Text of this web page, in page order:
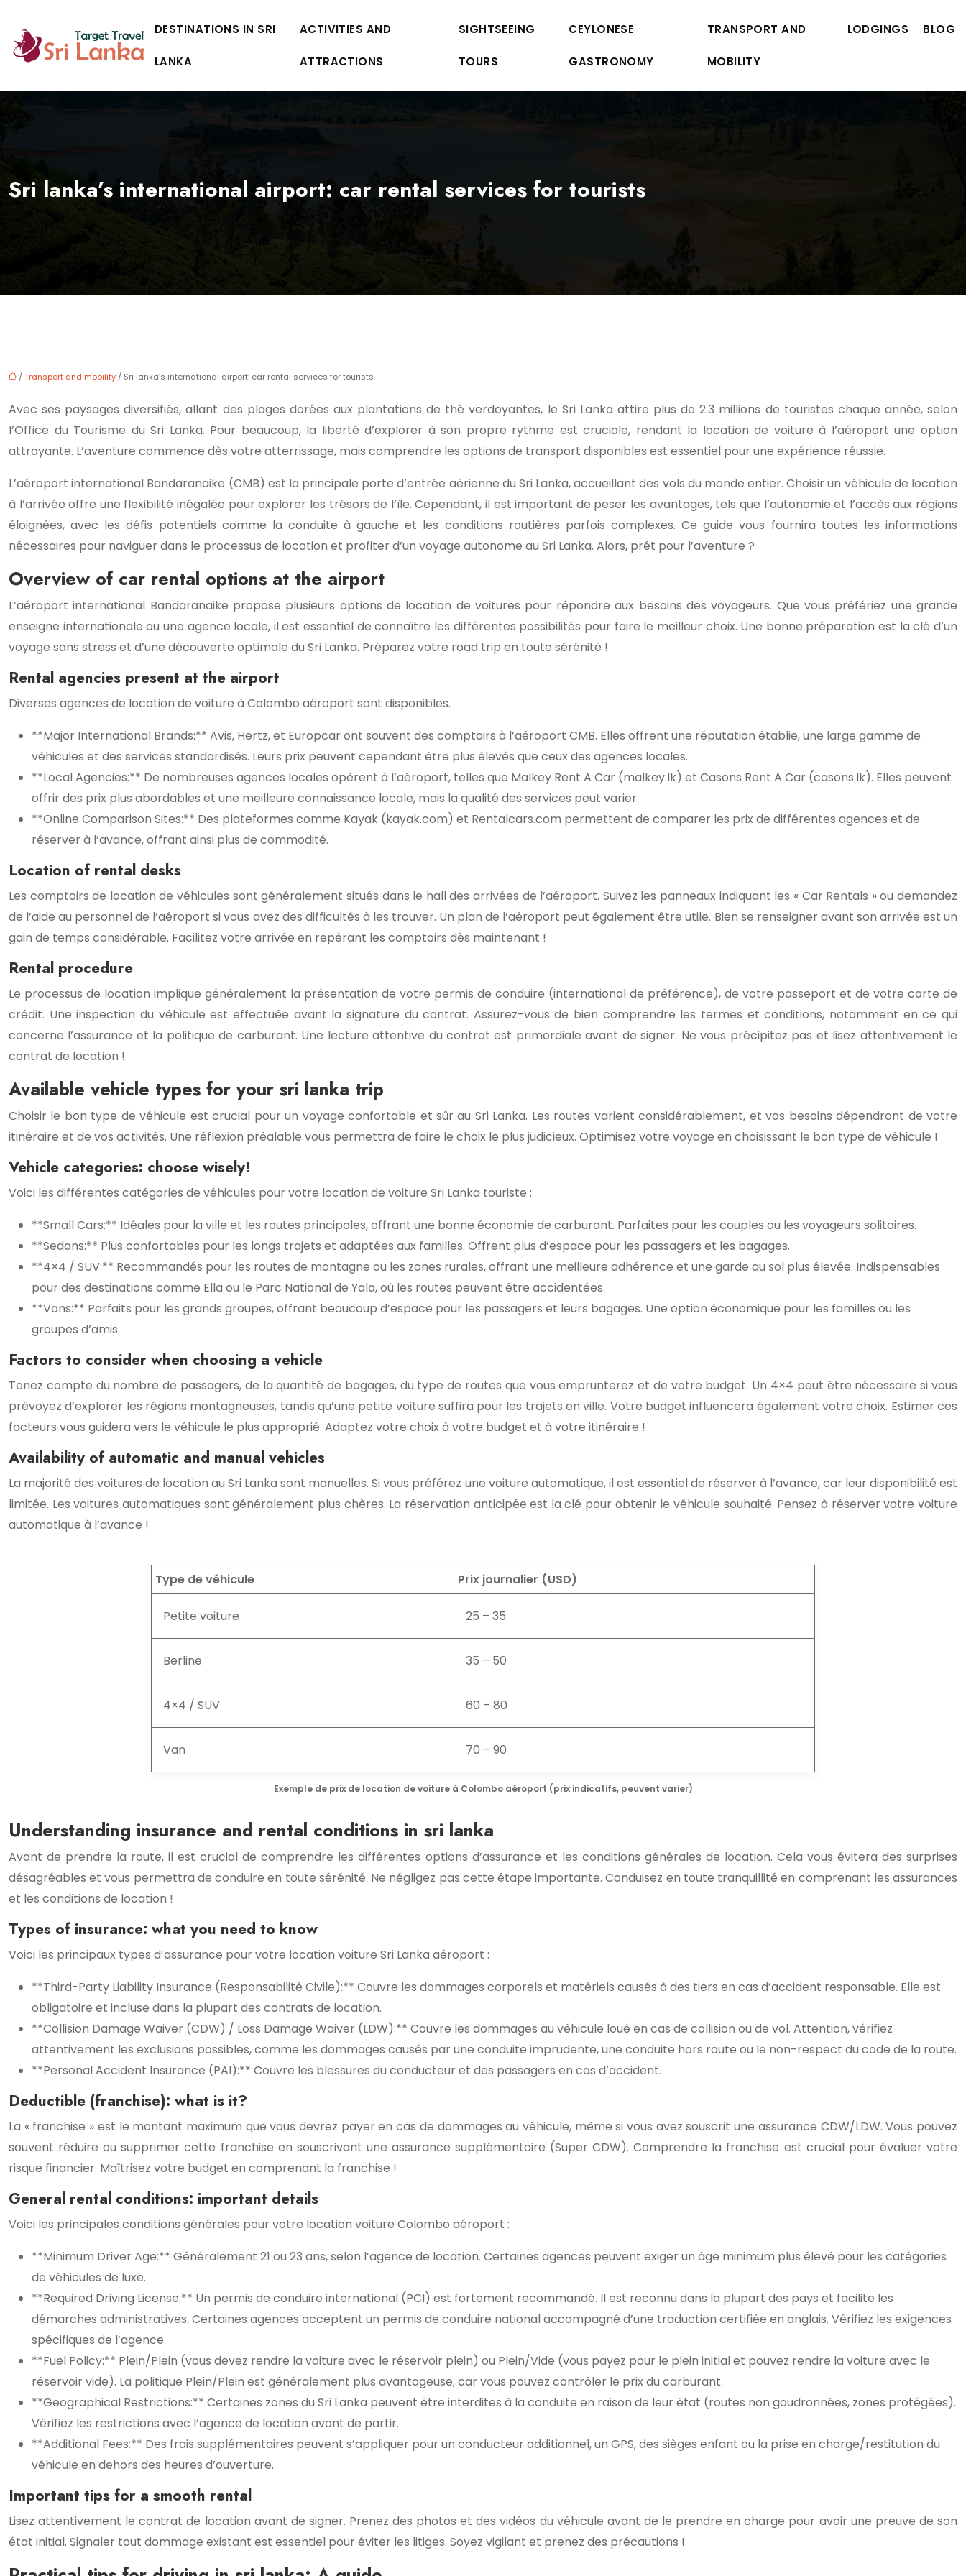
DESTINATIONS IN SRI
LANKA
ACTIVITIES AND
ATTRACTIONS
SIGHTSEEING
TOURS
CEYLONESE
GASTRONOMY
TRANSPORT AND
MOBILITY
LODGINGS BLOG
Sri lanka’s international airport: car rental services for tourists
/Transport and mobility / Sri lanka’s international airport: car rental services for tourists
Avec ses paysages diversifiés, allant des plages dorées aux plantations de thé verdoyantes, le Sri Lanka attire plus de 2.3 millions de touristes chaque année, selon
l’Office du Tourisme du Sri Lanka. Pour beaucoup, la liberté d’explorer à son propre rythme est cruciale, rendant la location de voiture à l’aéroport une option
attrayante. L’aventure commence dès votre atterrissage, mais comprendre les options de transport disponibles est essentiel pour une expérience réussie.
L’aéroport international Bandaranaike (CMB) est la principale porte d’entrée aérienne du Sri Lanka, accueillant des vols du monde entier. Choisir un véhicule de location
à l’arrivée offre une flexibilité inégalée pour explorer les trésors de l’île. Cependant, il est important de peser les avantages, tels que l’autonomie et l’accès aux régions
éloignées, avec les défis potentiels comme la conduite à gauche et les conditions routières parfois complexes. Ce guide vous fournira toutes les informations
nécessaires pour naviguer dans le processus de location et profiter d’un voyage autonome au Sri Lanka. Alors, prêt pour l’aventure ?
Overview of car rental options at the airport
L’aéroport international Bandaranaike propose plusieurs options de location de voitures pour répondre aux besoins des voyageurs. Que vous préfériez une grande
enseigne internationale ou une agence locale, il est essentiel de connaître les différentes possibilités pour faire le meilleur choix. Une bonne préparation est la clé d’un
voyage sans stress et d’une découverte optimale du Sri Lanka. Préparez votre road trip en toute sérénité !
Rental agencies present at the airport
Diverses agences de location de voiture à Colombo aéroport sont disponibles.
**Major International Brands:** Avis, Hertz, et Europcar ont souvent des comptoirs à l’aéroport CMB. Elles offrent une réputation établie, une large gamme de
véhicules et des services standardisés. Leurs prix peuvent cependant être plus élevés que ceux des agences locales.
**Local Agencies:** De nombreuses agences locales opèrent à l’aéroport, telles que Malkey Rent A Car (malkey.lk) et Casons Rent A Car (casons.lk). Elles peuvent
offrir des prix plus abordables et une meilleure connaissance locale, mais la qualité des services peut varier.
**Online Comparison Sites:** Des plateformes comme Kayak (kayak.com) et Rentalcars.com permettent de comparer les prix de différentes agences et de
réserver à l’avance, offrant ainsi plus de commodité.
Location of rental desks
Les comptoirs de location de véhicules sont généralement situés dans le hall des arrivées de l’aéroport. Suivez les panneaux indiquant les « Car Rentals » ou demandez
de l’aide au personnel de l’aéroport si vous avez des difficultés à les trouver. Un plan de l’aéroport peut également être utile. Bien se renseigner avant son arrivée est un
gain de temps considérable. Facilitez votre arrivée en repérant les comptoirs dès maintenant !
Rental procedure
Le processus de location implique généralement la présentation de votre permis de conduire (international de préférence), de votre passeport et de votre carte de
crédit. Une inspection du véhicule est effectuée avant la signature du contrat. Assurez-vous de bien comprendre les termes et conditions, notamment en ce qui
concerne l’assurance et la politique de carburant. Une lecture attentive du contrat est primordiale avant de signer. Ne vous précipitez pas et lisez attentivement le
contrat de location !
Available vehicle types for your sri lanka trip
Choisir le bon type de véhicule est crucial pour un voyage confortable et sûr au Sri Lanka. Les routes varient considérablement, et vos besoins dépendront de votre
itinéraire et de vos activités. Une réflexion préalable vous permettra de faire le choix le plus judicieux. Optimisez votre voyage en choisissant le bon type de véhicule !
Vehicle categories: choose wisely!
Voici les différentes catégories de véhicules pour votre location de voiture Sri Lanka touriste :
**Small Cars:** Idéales pour la ville et les routes principales, offrant une bonne économie de carburant. Parfaites pour les couples ou les voyageurs solitaires.
**Sedans:** Plus confortables pour les longs trajets et adaptées aux familles. Offrent plus d’espace pour les passagers et les bagages.
**4×4 / SUV:** Recommandés pour les routes de montagne ou les zones rurales, offrant une meilleure adhérence et une garde au sol plus élevée. Indispensables
pour des destinations comme Ella ou le Parc National de Yala, où les routes peuvent être accidentées.
**Vans:** Parfaits pour les grands groupes, offrant beaucoup d’espace pour les passagers et leurs bagages. Une option économique pour les familles ou les
groupes d’amis.
Factors to consider when choosing a vehicle
Tenez compte du nombre de passagers, de la quantité de bagages, du type de routes que vous emprunterez et de votre budget. Un 4×4 peut être nécessaire si vous
prévoyez d’explorer les régions montagneuses, tandis qu’une petite voiture suffira pour les trajets en ville. Votre budget influencera également votre choix. Estimer ces
facteurs vous guidera vers le véhicule le plus approprié. Adaptez votre choix à votre budget et à votre itinéraire !
Availability of automatic and manual vehicles
La majorité des voitures de location au Sri Lanka sont manuelles. Si vous préférez une voiture automatique, il est essentiel de réserver à l’avance, car leur disponibilité est
limitée. Les voitures automatiques sont généralement plus chères. La réservation anticipée est la clé pour obtenir le véhicule souhaité. Pensez à réserver votre voiture
automatique à l’avance !
Exemple de prix de location de voiture à Colombo aéroport (prix indicatifs, peuvent varier)
Type de véhicule Prix journalier (USD)
Petite voiture 25 – 35
Berline 35 – 50
4×4 / SUV 60 – 80
Van 70 – 90
Understanding insurance and rental conditions in sri lanka
Avant de prendre la route, il est crucial de comprendre les différentes options d’assurance et les conditions générales de location. Cela vous évitera des surprises
désagréables et vous permettra de conduire en toute sérénité. Ne négligez pas cette étape importante. Conduisez en toute tranquillité en comprenant les assurances
et les conditions de location !
Types of insurance: what you need to know
Voici les principaux types d’assurance pour votre location voiture Sri Lanka aéroport :
**Third-Party Liability Insurance (Responsabilité Civile):** Couvre les dommages corporels et matériels causés à des tiers en cas d’accident responsable. Elle est
obligatoire et incluse dans la plupart des contrats de location.
**Collision Damage Waiver (CDW) / Loss Damage Waiver (LDW):** Couvre les dommages au véhicule loué en cas de collision ou de vol. Attention, vérifiez
attentivement les exclusions possibles, comme les dommages causés par une conduite imprudente, une conduite hors route ou le non-respect du code de la route.
**Personal Accident Insurance (PAI):** Couvre les blessures du conducteur et des passagers en cas d’accident.
Deductible (franchise): what is it?
La « franchise » est le montant maximum que vous devrez payer en cas de dommages au véhicule, même si vous avez souscrit une assurance CDW/LDW. Vous pouvez
souvent réduire ou supprimer cette franchise en souscrivant une assurance supplémentaire (Super CDW). Comprendre la franchise est crucial pour évaluer votre
risque financier. Maîtrisez votre budget en comprenant la franchise !
General rental conditions: important details
Voici les principales conditions générales pour votre location voiture Colombo aéroport :
**Minimum Driver Age:** Généralement 21 ou 23 ans, selon l’agence de location. Certaines agences peuvent exiger un âge minimum plus élevé pour les catégories
de véhicules de luxe.
**Required Driving License:** Un permis de conduire international (PCI) est fortement recommandé. Il est reconnu dans la plupart des pays et facilite les
démarches administratives. Certaines agences acceptent un permis de conduire national accompagné d’une traduction certifiée en anglais. Vérifiez les exigences
spécifiques de l’agence.
**Fuel Policy:** Plein/Plein (vous devez rendre la voiture avec le réservoir plein) ou Plein/Vide (vous payez pour le plein initial et pouvez rendre la voiture avec le
réservoir vide). La politique Plein/Plein est généralement plus avantageuse, car vous pouvez contrôler le prix du carburant.
**Geographical Restrictions:** Certaines zones du Sri Lanka peuvent être interdites à la conduite en raison de leur état (routes non goudronnées, zones protégées).
Vérifiez les restrictions avec l’agence de location avant de partir.
**Additional Fees:** Des frais supplémentaires peuvent s’appliquer pour un conducteur additionnel, un GPS, des sièges enfant ou la prise en charge/restitution du
véhicule en dehors des heures d’ouverture.
Important tips for a smooth rental
Lisez attentivement le contrat de location avant de signer. Prenez des photos et des vidéos du véhicule avant de le prendre en charge pour avoir une preuve de son
état initial. Signaler tout dommage existant est essentiel pour éviter les litiges. Soyez vigilant et prenez des précautions !